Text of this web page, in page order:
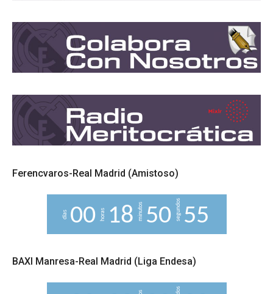
Ferencvaros-Real Madrid (Amistoso)
días 00 horas 18 minutos 50segundos54
5
BAXI Manresa-Real Madrid (Liga Endesa)